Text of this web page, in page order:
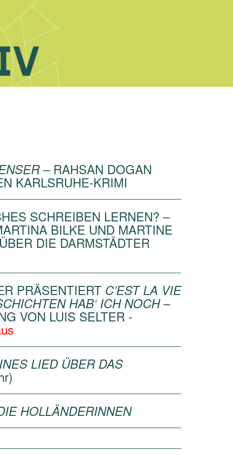
– RAHSAN DOGAN
KARLSRUHE-KRIMI
SCHREIBEN LERNEN? –
BILKE UND MARTINE
DIE DARMSTÄDTER
PRÄSENTIERT C’EST LA VIE
HAB‘ ICH NOCH–
VON LUIS SELTER -
LIED ÜBER DAS
HOLLÄNDERINNEN